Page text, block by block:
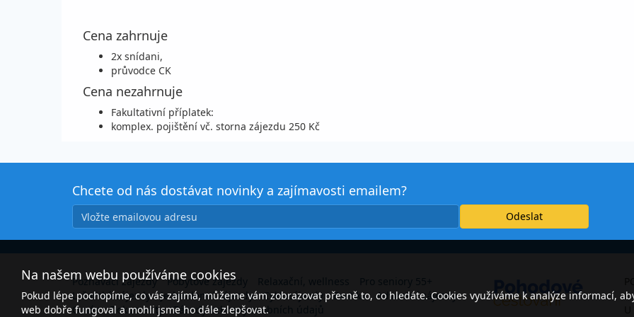
Cena zahrnuje
2x snídani,
průvodce CK
Cena nezahrnuje
Fakultativní příplatek:
komplex. pojištění vč. storna zájezdu 250 Kč
Chcete od nás dostávat novinky a zajímavosti emailem?
Poznávací zájezdy Pobytové zájezdy
Lyžařské zájezdy
Jednodenní zájezdy Cyklozájezdy Exotika
Adventní zájezdy
O nás
Dokumenty Zásady ochrany osobních údajů
Na našem webu používáme cookies
Pokud lépe pochopíme, co vás zajímá, můžeme vám zobrazovat přesně to, co hledáte. Cookies využíváme k analýze informací,
web dobře fungoval a mohli jsme ho dále zlepšovat.